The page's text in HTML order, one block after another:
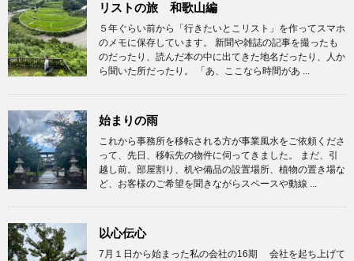
リストの旅 和歌山編
５年ぐらい前から「行きたいとこリスト」を作ってスマホ
のメモに保存しています。 新聞や雑誌の記事を撮ったも
のだったり、読んだ本の中に出てきた地名だったり、人か
ら聞いた所だったり。 「あ、ここなら時間があ ...
始まりの雨
これから事務所を移転される方が事業風水をご依頼くださ
って、先日、移転先の物件に伺ってきました。 まだ、引
越し前。部屋割り、机や備品の設置場所、植物の置き場な
ど、お客様のご希望を聞きながらスペースや動線 ...
以心伝心
7月１日から始まった私の会社の16期 会社を起ち上げて